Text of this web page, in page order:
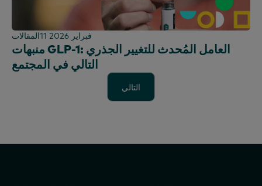
المقالات 11 فبراير 2026
منبهات GLP-1: العامل المُحدث للتغيير الجذري
التالي في المجتمع
التالي
التالي